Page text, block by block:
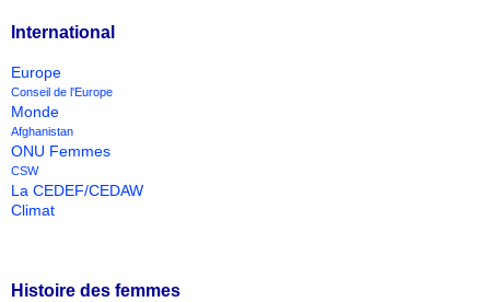
International
Europe
Conseil de l'Europe
Monde
Afghanistan
ONU Femmes
CSW
La CEDEF/CEDAW
Climat
Histoire des femmes